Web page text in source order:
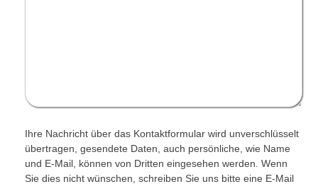
Ihre Nachricht über das Kontaktformular wird unverschlüsselt
übertragen, gesendete Daten, auch persönliche, wie Name
und E-Mail, können von Dritten eingesehen werden. Wenn
Sie dies nicht wünschen, schreiben Sie uns bitte eine E-Mail